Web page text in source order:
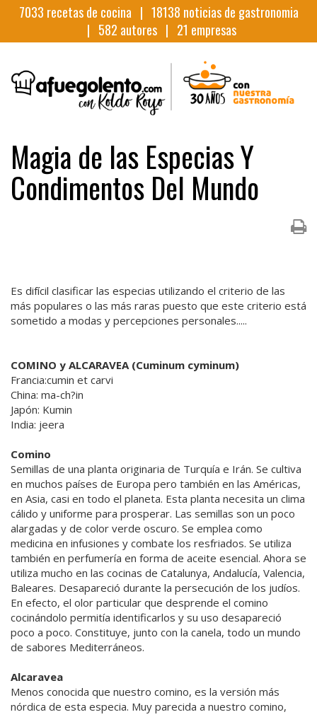
7033 recetas de cocina | 18138 noticias de gastronomia
| 582 autores | 21 empresas
Magia de las Especias Y
Condimentos Del Mundo
Es difícil clasificar las especias utilizando el criterio de las
más populares o las más raras puesto que este criterio está
sometido a modas y percepciones personales.....
COMINO y ALCARAVEA (Cuminum cyminum)
Francia:cumin et carvi
China: ma-ch?in
Japón: Kumin
India: jeera
Comino
Semillas de una planta originaria de Turquía e Irán. Se cultiva
en muchos países de Europa pero también en las Américas,
en Asia, casi en todo el planeta. Esta planta necesita un clima
cálido y uniforme para prosperar. Las semillas son un poco
alargadas y de color verde oscuro. Se emplea como
medicina en infusiones y combate los resfriados. Se utiliza
también en perfumería en forma de aceite esencial. Ahora se
utiliza mucho en las cocinas de Catalunya, Andalucía, Valencia,
Baleares. Desapareció durante la persecución de los judíos.
En efecto, el olor particular que desprende el comino
cocinándolo permitía identificarlos y su uso desapareció
poco a poco. Constituye, junto con la canela, todo un mundo
de sabores Mediterráneos.
Alcaravea
Menos conocida que nuestro comino, es la versión más
nórdica de esta especia. Muy parecida a nuestro comino,